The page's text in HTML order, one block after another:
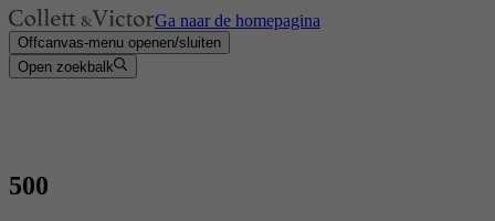
Ga naar de homepagina
Offcanvas-menu openen/sluiten
Open zoekbalk
500